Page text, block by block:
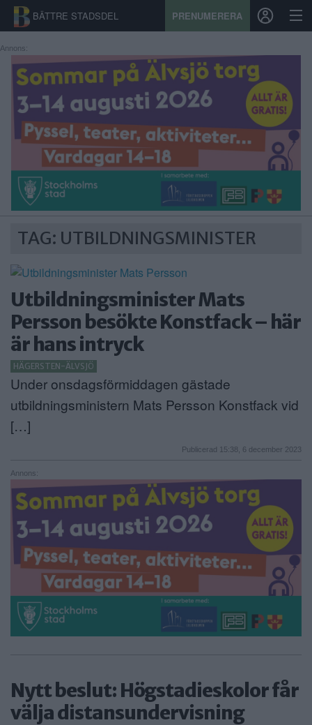
BÄTTRE STADSDEL PRENUMERERA
START
STADSDEL
PRENUMERATION
SPORT
ÅSIKTER
KALENDER
KONTAKT
SAMARBETEN
ANNONSERA
NÄRINGSLIV
MER
Annons:
TAG: UTBILDNINGSMINISTER
Utbildningsminister Mats
Persson besökte Konstfack – här
är hans intryck
HÄGERSTEN-ÄLVSJÖ
Under onsdagsförmiddagen gästade
utbildningsministern Mats Persson Konstfack vid
[…]
Publicerad 15:38, 6 december 2023
Annons:
Nytt beslut: Högstadieskolor får
välja distansundervisning